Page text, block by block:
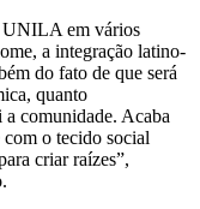
UNILA em vários
a integração latino-
do fato de que será
quanto
comunidade. Acaba
o tecido social
criar raízes”,